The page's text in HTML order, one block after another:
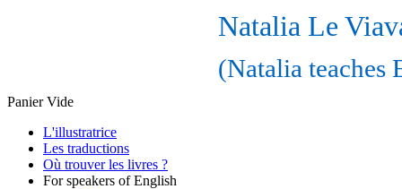
Natalia Le
(Natalia teaches
Panier Vide
L'illustratrice
Les traductions
Où trouver les livres ?
For speakers of English